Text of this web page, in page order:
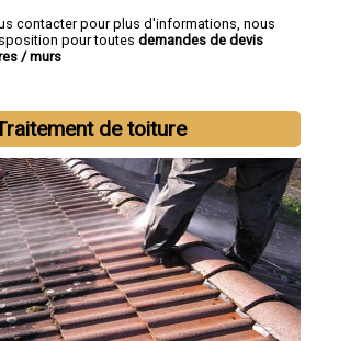
contacter pour plus d'informations, nous
pour toutes demandes de devis
/ murs
de toiture